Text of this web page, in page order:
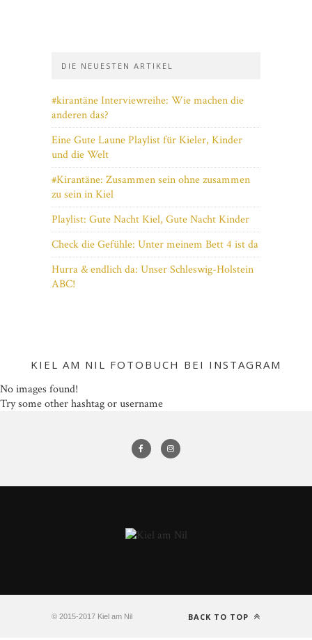
DIE NEUESTEN ARTIKEL
#kirantäne Interviewreihe: Wie machen die
anderen das?
Eine Gute Laune Playlist für Kieler, Kinder
und die Welt
#Kirantäne: Zusammen sein ohne zusammen
zu sein in Kiel
Playlist: Gute Nacht Kiel, Gute Nacht Kinder
Check die Gefühle: Unter meinem Bett 4 ist da
Hurra & endlich da: Unser Schleswig-Holstein
ABC!
KIEL AM NIL FOTOBUCH BEI INSTAGRAM
No images found!
Try some other hashtag or username
© 2015-2017 Kiel am Nil BACK TO TOP